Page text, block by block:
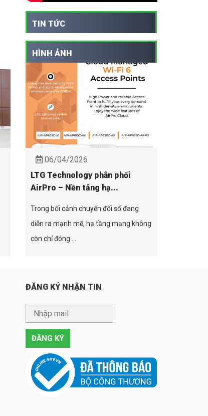
TIN TỨC
HÌNH ẢNH
06/04/2026
LTG Technology phân phối
AirPro – Nền tảng hạ...
Trong bối cảnh chuyển đổi số đang
diễn ra mạnh mẽ, hạ tầng mạng không
còn chỉ đóng ...
ĐĂNG KÝ NHẬN TIN